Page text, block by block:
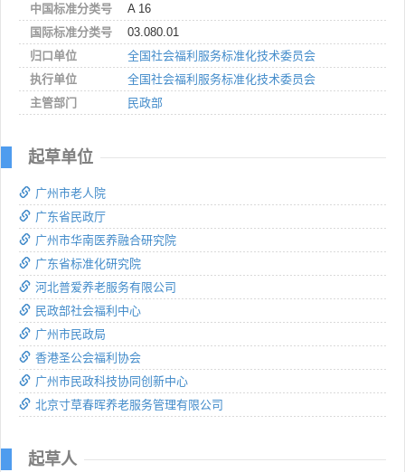
中国标准分类号
A 16
国际标准分类号
03.080.01
归口单位
全国社会福利服务标准化技术委员会
执行单位
全国社会福利服务标准化技术委员会
主管部门
民政部
起草单位
广州市老人院
广东省民政厅
广州市华南医养融合研究院
广东省标准化研究院
河北普爱养老服务有限公司
民政部社会福利中心
广州市民政局
香港圣公会福利协会
广州市民政科技协同创新中心
北京寸草春晖养老服务管理有限公司
起草人